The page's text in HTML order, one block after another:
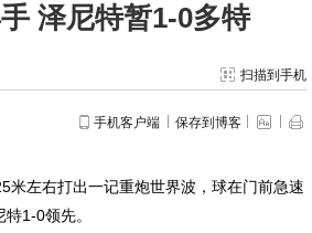
泽尼特暂1-0多特
扫描到手机
手机客户端 保存到博客
左右打出一记重炮世界波，球在门前急速
1-0领先。